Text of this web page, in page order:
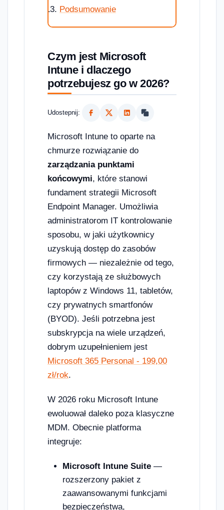
Podsumowanie
Czym jest Microsoft
Intune i dlaczego
potrzebujesz go w 2026?
Udostepnij:
Microsoft Intune to oparte na
chmurze rozwiązanie do
zarządzania punktami
końcowymi, które stanowi
fundament strategii Microsoft
Endpoint Manager. Umożliwia
administratorom IT kontrolowanie
sposobu, w jaki użytkownicy
uzyskują dostęp do zasobów
firmowych — niezależnie od tego,
czy korzystają ze służbowych
laptopów z Windows 11, tabletów,
czy prywatnych smartfonów
(BYOD). Jeśli potrzebna jest
subskrypcja na wiele urządzeń,
dobrym uzupełnieniem jest
Microsoft 365 Personal - 199,00
zł/rok.
W 2026 roku Microsoft Intune
ewoluował daleko poza klasyczne
MDM. Obecnie platforma
integruje:
Microsoft Intune Suite —
rozszerzony pakiet z
zaawansowanymi funkcjami
bezpieczeństwa,